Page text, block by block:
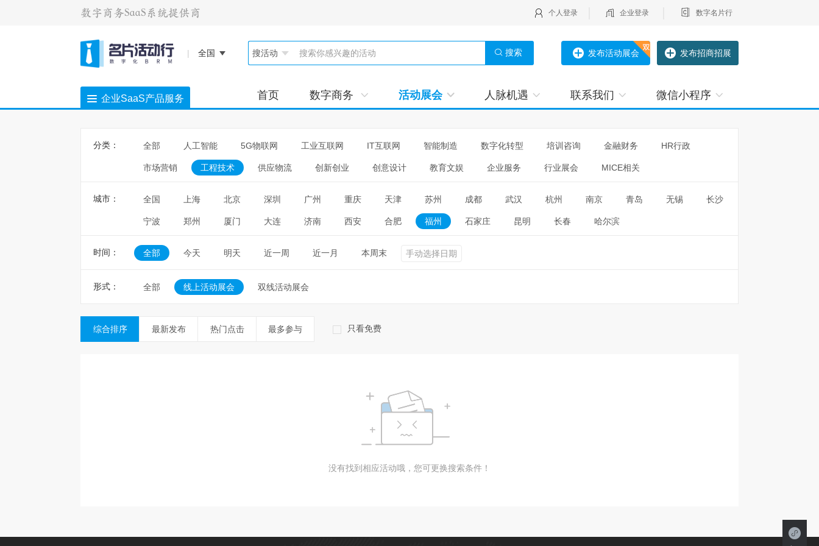
个人登录 企业登录 数字名片行
| 全国 搜索 发布活动展会 发布招商招展
企业SaaS产品服务 首页 数字商务 活动展会 人脉机遇 联系我们 微信小程序
分类： 全部 人工智能 5G物联网 工业互联网 IT互联网 智能制造 数字化转型 培训咨询 金融财务 HR行政
市场营销 工程技术 供应物流 创新创业 创意设计 教育文娱 企业服务 行业展会 MICE相关
城市： 全国 上海 北京 深圳 广州 重庆 天津 苏州 成都 武汉 杭州 南京 青岛 无锡 长沙
宁波 郑州 厦门 大连 济南 西安 合肥 福州 石家庄 昆明 长春 哈尔滨
时间： 全部 今天 明天 近一周 近一月 本周末
形式： 全部 线上活动展会 双线活动展会
综合排序 最新发布 热门点击 最多参与 只看免费
没有找到相应活动哦，您可更换搜索条件！